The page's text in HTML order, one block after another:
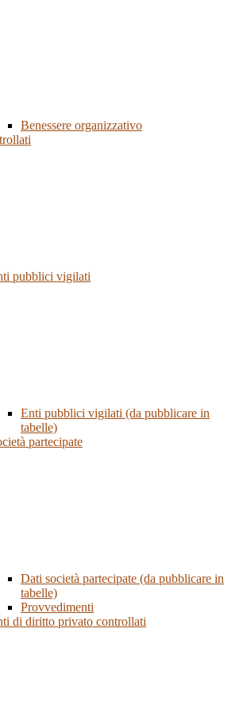
Benessere organizzativo
pubblici vigilati
Enti pubblici vigilati (da pubblicare in
tabelle)
partecipate
Dati società partecipate (da pubblicare in
tabelle)
Provvedimenti
di diritto privato controllati